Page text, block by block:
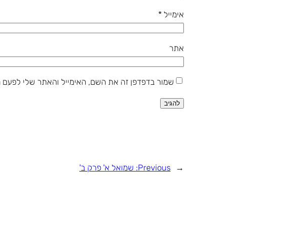
אימייל *
אתר
שמור בדפדפן זה את השם, האימייל והאתר שלי
←
Previous: שמואל א' פרק ב'